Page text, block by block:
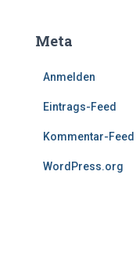
Meta
Anmelden
Eintrags-Feed
Kommentar-Feed
WordPress.org